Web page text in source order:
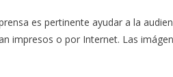
es pertinente ayudar a la
impresos o por Internet. Las